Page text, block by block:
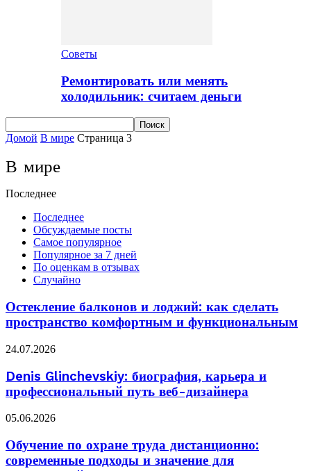
Советы
Ремонтировать или менять
холодильник: считаем деньги
Домой В мире Страница 3
В мире
Последнее
Последнее
Обсуждаемые посты
Самое популярное
Популярное за 7 дней
По оценкам в отзывах
Случайно
Остекление балконов и лоджий: как сделать
пространство комфортным и функциональным
24.07.2026
Denis Glinchevskiy: биография, карьера и
профессиональный путь веб-дизайнера
05.06.2026
Обучение по охране труда дистанционно:
современные подходы и значение для